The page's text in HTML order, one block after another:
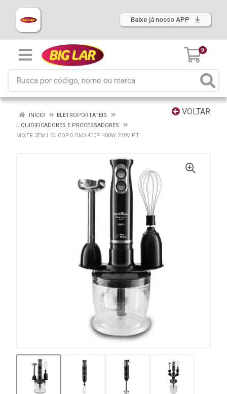
Baixe já nosso APP
0
VOLTAR
INÍCIO
ELETROPORTATEIS
LIQUIDIFICADORES E PROCESSADORES
MIXER 3EM1 C/ COPO BMX400P 400W 220V PT